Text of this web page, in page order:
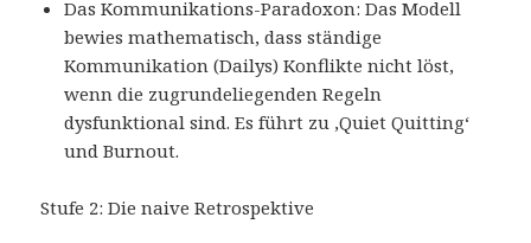
Das Kommunikations-Paradoxon: Das Modell
bewies mathematisch, dass ständige
Kommunikation (Dailys) Konflikte nicht löst,
wenn die zugrundeliegenden Regeln
dysfunktional sind. Es führt zu ‚Quiet Quitting‘
und Burnout.
Stufe 2: Die naive Retrospektive